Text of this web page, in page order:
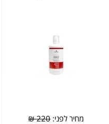
מחיר לפני:220 ₪